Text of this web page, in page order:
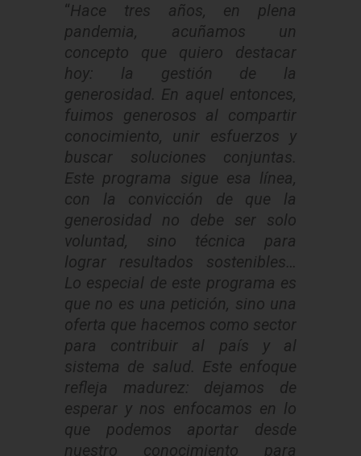
“Hace tres años, en plena
pandemia, acuñamos un
concepto que quiero destacar
hoy: la gestión de la
generosidad. En aquel entonces,
fuimos generosos al compartir
conocimiento, unir esfuerzos y
buscar soluciones conjuntas.
Este programa sigue esa línea,
con la convicción de que la
generosidad no debe ser solo
voluntad, sino técnica para
lograr resultados sostenibles…
Lo especial de este programa es
que no es una petición, sino una
oferta que hacemos como sector
para contribuir al país y al
sistema de salud. Este enfoque
refleja madurez: dejamos de
esperar y nos enfocamos en lo
que podemos aportar desde
nuestro conocimiento para